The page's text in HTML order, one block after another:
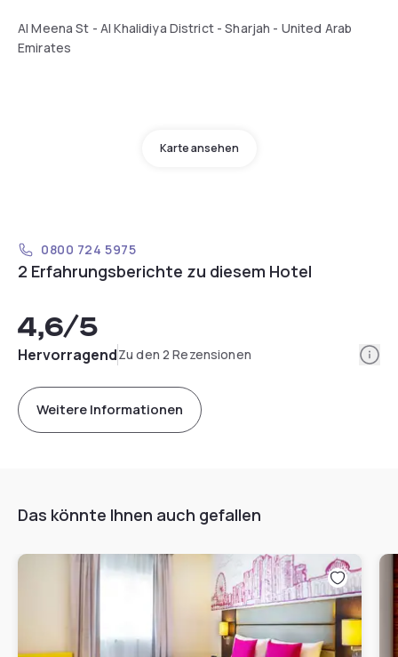
Al Meena St - Al Khalidiya District - Sharjah - United Arab
Emirates
Karte ansehen
0800 724 5975
2 Erfahrungsberichte zu diesem Hotel
4,6/5
HervorragendZu den 2 Rezensionen
Weitere Informationen
Das könnte Ihnen auch gefallen